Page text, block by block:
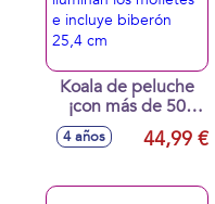
Koala de peluche
¡con más de 50
sonidos! Se le
iluminan los
biberón 25,4 cm
4 años 44,99 €